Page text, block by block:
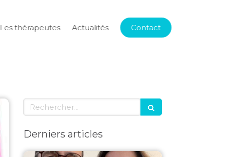
Les thérapeutes Actualités Contact
Rechercher
Derniers articles